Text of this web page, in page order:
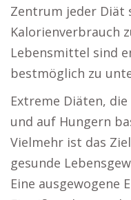
Zentrum jeder Diät
Kalorienverbrauch
Lebensmittel sind
bestmöglich zu
Extreme Diäten,
und auf Hungern
Vielmehr ist das
gesunde
Eine ausgewogene